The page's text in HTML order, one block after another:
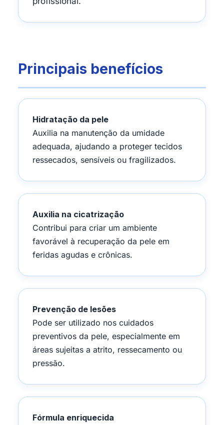
Principais benefícios
Hidratação da pele
Auxilia na manutenção da umidade
adequada, ajudando a proteger tecidos
ressecados, sensíveis ou fragilizados.
Auxilia na cicatrização
Contribui para criar um ambiente
favorável à recuperação da pele em
feridas agudas e crônicas.
Prevenção de lesões
Pode ser utilizado nos cuidados
preventivos da pele, especialmente em
áreas sujeitas a atrito, ressecamento ou
pressão.
Fórmula enriquecida